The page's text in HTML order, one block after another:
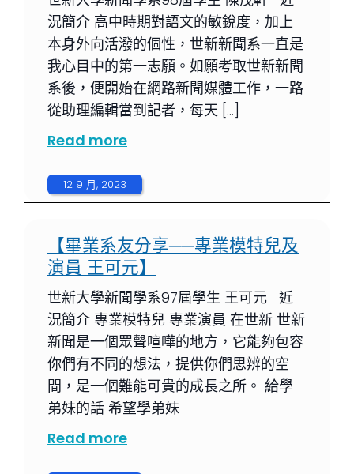
況簡介 高中時期對語文的敏銳度，加上
本身外向活潑的個性，世新新聞系一直是
我心目中的第一志願。如願考取世新新聞
系後，便開始在網路新聞媒體工作，一路
從助理編輯當到記者，每天 […]
Read more
12 9 月, 2023
【畢業系友分享──專業模特兒及
演員 王可元】
世新大學新聞學系97屆學生 王可元 近
況簡介 專業模特兒 專業演員 在世新 世新
新聞是一個眾聲喧嘩的地方，它能夠包容
你們有不同的想法，提供你們思辨的空
間，是一個難能可貴的成長之所。 給學
弟妹的話 希望學弟妹
Read more